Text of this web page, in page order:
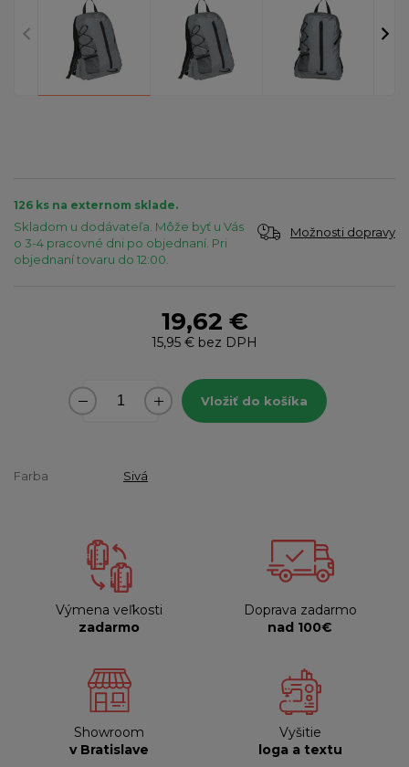
126 ks na externom sklade.
Skladom u dodávateľa. Môže byť u Vás
o 3-4 pracovné dni po objednaní. Pri
objednaní tovaru do 12:00.
Možnosti dopravy
19,62 €
15,95 € bez DPH
Vložiť do košíka
Farba Sivá
Výmena veľkosti
zadarmo
Doprava zadarmo
nad 100€
Showroom
v Bratislave
Vyšitie
loga a textu